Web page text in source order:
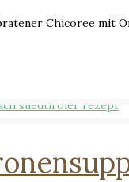
Chicoree mit